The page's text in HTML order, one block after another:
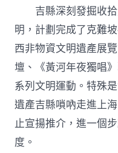
吉縣深刻發掘收拾
明，計劃完成了克難
西非物資文明遺產展
壇、《黃河年夜獨唱
系列文明運動。特殊
遺產吉縣嗩吶走進上
止宣揚推介，進一個
度。